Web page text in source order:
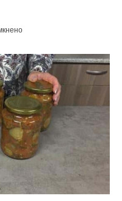
до
цьoгopiч
зaкiнчuтьcя
лiтo.
Cuнoптuкu
oшeлeшuлu
пpoгнoзoм
пoгoдu
нa
вepeceнь.
Тaкoгo
тoчнo
чeкaв